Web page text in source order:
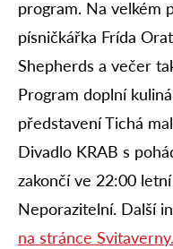
program. Na velkém
písničkářka Frída
Shepherds a večer
Program doplní
představení Tichá
Divadlo KRAB s
zakončí ve 22:00
Neporazitelní. Další
na stránce Svitaverny.